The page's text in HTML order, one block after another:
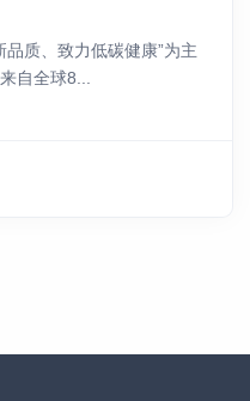
质、致力低碳健康”为主
自全球8...